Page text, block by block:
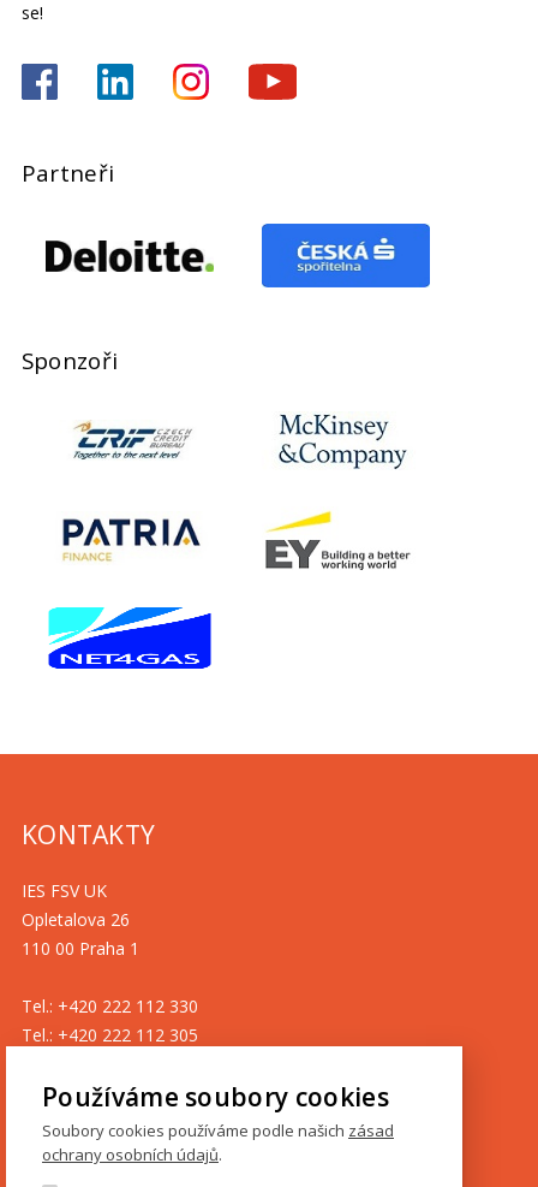
se!
Partneři
Sponzoři
KONTAKTY
IES FSV UK
Opletalova 26
110 00 Praha 1
Tel.: +420 222 112 330
Tel.: +420 222 112 305
ies@fsv.cuni.cz
GDPR
Používáme soubory cookies
Soubory cookies používáme podle našich zásad
ochrany osobních údajů.